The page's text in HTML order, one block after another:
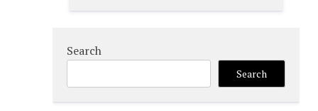
Search
Search